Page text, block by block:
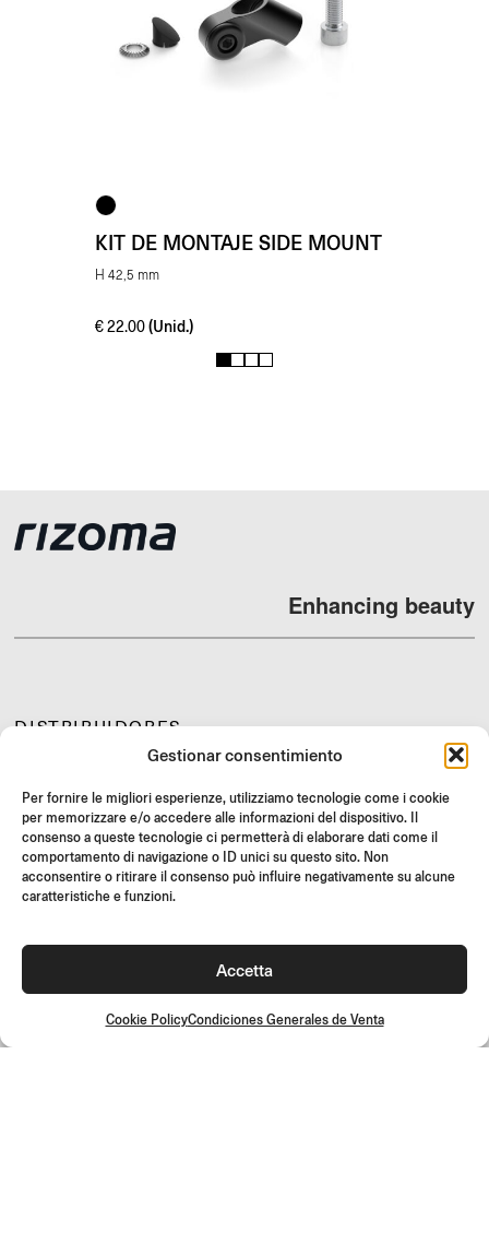
Gestionar consentimiento
Per fornire le migliori esperienze, utilizziamo tecnologie come i cookie
per memorizzare e/o accedere alle informazioni del dispositivo. Il
consenso a queste tecnologie ci permetterà di elaborare dati come il
comportamento di navigazione o ID unici su questo sito. Non
acconsentire o ritirare il consenso può influire negativamente su alcune
caratteristiche e funzioni.
Accetta
Cookie PolicyCondiciones Generales de Venta
KIT DE MONTAJE SIDE MOUNT
H 42,5 mm
€22.00 (Unid.)
1 2 3 4
Enhancing beauty
DISTRIBUIDORES
SOPORTE Y FAQ
REVOLUCIONES
INSTRUCCIONES DE MONTAJE
GIFT CARD
OFERTAS LIMITADAS
¡Únete a la comunidad Rizoma y accede a contenidos exclusivos y